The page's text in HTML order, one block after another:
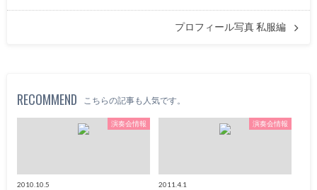
プロフィール写真 私服編
RECOMMEND こちらの記事も人気です。
演奏会情報
2010.10.5
演奏会情報
2011.4.1